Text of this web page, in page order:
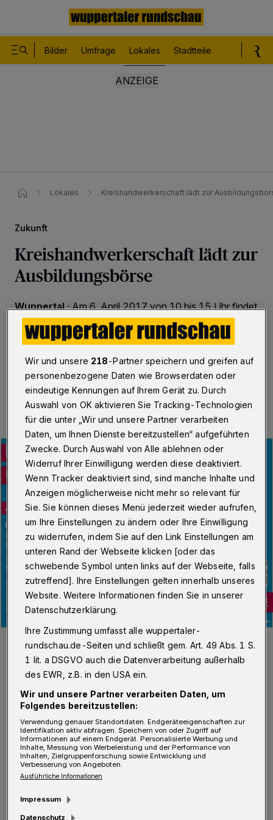
Bilder Umfrage Lokales Stadtteile
Lokales Kreishandwerkerschaft lädt zur
Zukunft
Kreishandwerkerschaft lädt zur
Ausbildungsbörse
Wuppertal·Am 6. April 2017 von 10 bis 15 Uhr findet
im Berufsinformationszentrum (BIZ) der Agentur für
Arbeit die Ausbildungsbörse des Handwerks statt.
27.03.2017 , 10:06 Uhr Eine Minute Lesezeit
Foto: Kreishandwerkerschaft
D ie Agentur für Arbeit Solingen-
Wuppertal und die
Kreishandwerkerschaft Solingen-Wuppertal
laden alle Schüler, die sich für eine
Wir und unsere 218-Partner speichern und greifen auf
personenbezogene Daten wie Browserdaten oder
eindeutige Kennungen auf Ihrem Gerät zu. Durch
Auswahl von OK aktivieren Sie Tracking-Technologien
für die unter „Wir und unsere Partner verarbeiten
Daten, um Ihnen Dienste bereitzustellen“ aufgeführten
Zwecke. Durch Auswahl von Alle ablehnen oder
Widerruf Ihrer Einwilligung werden diese deaktiviert.
Wenn Tracker deaktiviert sind, sind manche Inhalte und
Anzeigen möglicherweise nicht mehr so relevant für
Sie. Sie können dieses Menü jederzeit wieder aufrufen,
um Ihre Einstellungen zu ändern oder Ihre Einwilligung
zu widerrufen, indem Sie auf den Link Einstellungen am
unteren Rand der Webseite klicken [oder das
schwebende Symbol unten links auf der Webseite, falls
zutreffend]. Ihre Einstellungen gelten innerhalb unseres
Website. Weitere Informationen finden Sie in unserer
Datenschutzerklärung.
Ihre Zustimmung umfasst alle wuppertaler-
rundschau.de-Seiten und schließt gem. Art. 49 Abs. 1 S.
1 lit. a DSGVO auch die Datenverarbeitung außerhalb
des EWR, z.B. in den USA ein.
Wir und unsere Partner verarbeiten Daten, um
Folgendes bereitzustellen:
Verwendung genauer Standortdaten. Endgeräteeigenschaften zur
Identifikation aktiv abfragen. Speichern von oder Zugriff auf
Informationen auf einem Endgerät. Personalisierte Werbung und
Inhalte, Messung von Werbeleistung und der Performance von
Inhalten, Zielgruppenforschung sowie Entwicklung und
Verbesserung von Angeboten.
Ausführliche Informationen
Impressum
Datenschutz